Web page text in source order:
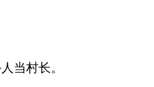
当村长。